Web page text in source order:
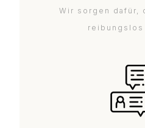
Wir sorgen dafür,
reibungslos